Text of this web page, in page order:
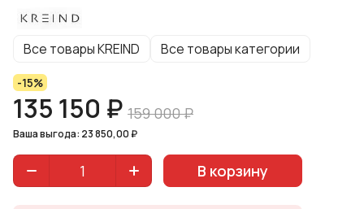
Все товары KREIND Все товары категории
-15%
135 150 ₽ 159 000 ₽
Ваша выгода: 23 850,00 ₽
В корзину